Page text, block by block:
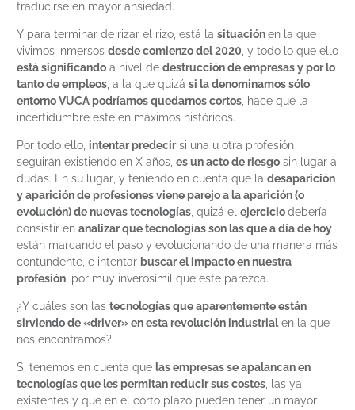
traducirse en mayor ansiedad.
Y para terminar de rizar el rizo, está la situaciónen la que
vivimos inmersos desde comienzo del 2020, y todo lo que ello
está significando a nivel de destrucción de empresas y por lo
tanto de empleos, a la que quizá si la denominamos sólo
entorno VUCA podríamos quedarnos cortos, hace que la
incertidumbre este en máximos históricos.
Por todo ello, intentar predecirsi una u otra profesión
seguirán existiendo en X años, es un acto de riesgo sin lugar a
dudas. En su lugar, y teniendo en cuenta que la desaparición
y aparición de profesiones viene parejo a la aparición (o
evolución) de nuevas tecnologías, quizá el ejerciciodebería
consistir en analizar que tecnologías son las que a día de hoy
están marcando el paso y evolucionando de una manera más
contundente, e intentar buscar el impacto en nuestra
profesión, por muy inverosímil que este parezca.
¿Y cuáles son las tecnologías que aparentemente están
sirviendo de «driver» en esta revolución industrialen la que
nos encontramos?
Si tenemos en cuenta que las empresas se apalancan en
tecnologías que les permitan reducir sus costes, las ya
existentes y que en el corto plazo pueden tener un mayor